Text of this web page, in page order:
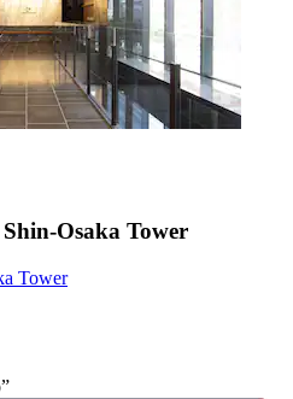
Osaka Tower
Tower